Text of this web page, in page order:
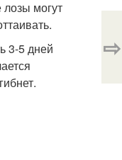
могут
3-5 дней
⇨